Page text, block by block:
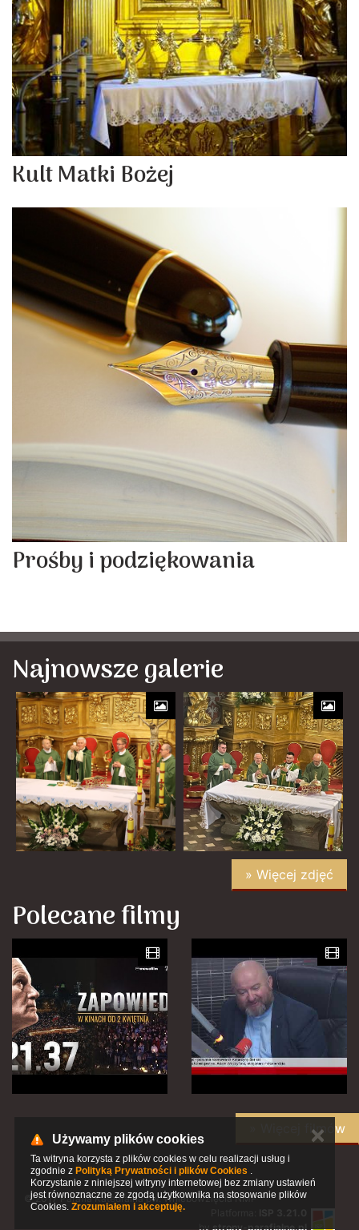
Kult Matki Bożej
Prośby i podziękowania
Najnowsze galerie
» Więcej zdjęć
Polecane filmy
» Więcej filmów
© 2017 Parafia Katedralna pw. Wniebowzięcia NMP
by strony-parafialne.pl
Używamy plików cookies
Ta witryna korzysta z plików cookies w celu realizacji usług i
zgodnie z Polityką Prywatności i plików Cookies .
Korzystanie z niniejszej witryny internetowej bez zmiany ustawień
jest równoznaczne ze zgodą użytkownika na stosowanie plików
Cookies. Zrozumiałem i akceptuję.
✕